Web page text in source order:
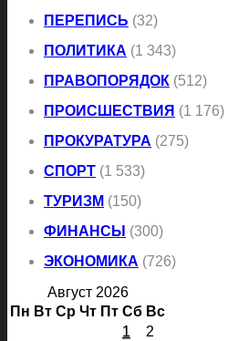
ПЕРЕПИСЬ (32)
ПОЛИТИКА (1 343)
ПРАВОПОРЯДОК (512)
ПРОИСШЕСТВИЯ (1 176)
ПРОКУРАТУРА (275)
СПОРТ (1 533)
ТУРИЗМ (150)
ФИНАНСЫ (300)
ЭКОНОМИКА (726)
Август 2026
Пн Вт Ср Чт Пт Сб Вс
1
2